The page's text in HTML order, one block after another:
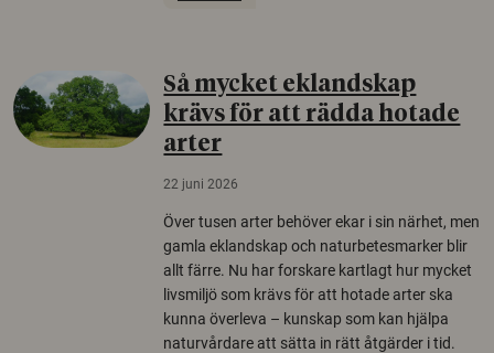
Så mycket eklandskap
krävs för att rädda hotade
arter
22 juni 2026
Över tusen arter behöver ekar i sin närhet, men
gamla eklandskap och naturbetesmarker blir
allt färre. Nu har forskare kartlagt hur mycket
livsmiljö som krävs för att hotade arter ska
kunna överleva – kunskap som kan hjälpa
naturvårdare att sätta in rätt åtgärder i tid.